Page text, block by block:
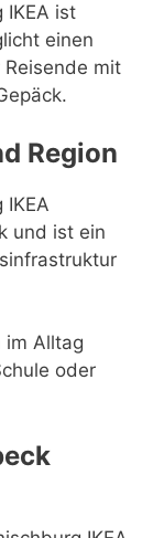
IKEA ist
einen
mit
Region
und ist ein
im Alltag
oder